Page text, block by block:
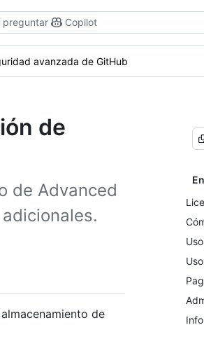
preguntar Copilot
avanzada de GitHub
de
de Advanced
de